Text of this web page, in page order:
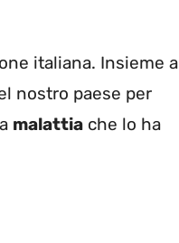
italiana. Insieme a
nostro paese per
malattia che lo ha